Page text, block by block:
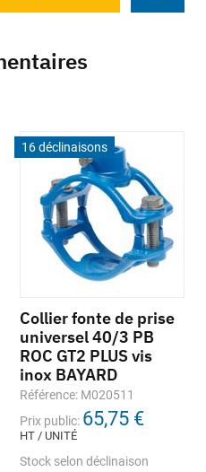
16 déclinaisons
Collier fonte de prise
universel 40/3 PB
ROC GT2 PLUS vis
inox BAYARD
Référence: M020511
Prix public: 65,75 €
HT / UNITÉ
Stock selon déclinaison